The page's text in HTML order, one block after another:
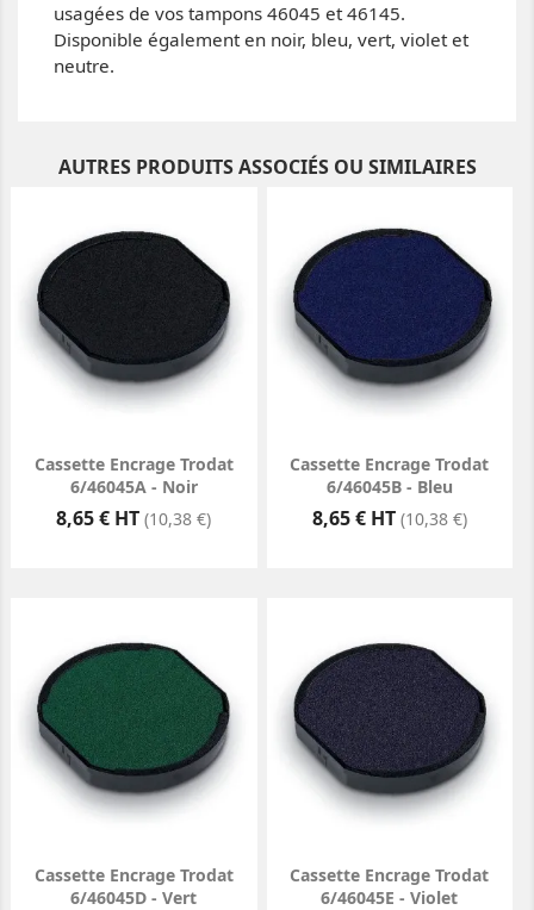
usagées de vos tampons 46045 et 46145.
Disponible également en noir, bleu, vert, violet et
neutre.
AUTRES PRODUITS ASSOCIÉS OU SIMILAIRES
Cassette Encrage Trodat
6/46045A - Noir
Prix
8,65 € HT (10,38 €)
Cassette Encrage Trodat
6/46045B - Bleu
Prix
8,65 € HT (10,38 €)
Cassette Encrage Trodat
6/46045D - Vert
Cassette Encrage Trodat
6/46045E - Violet